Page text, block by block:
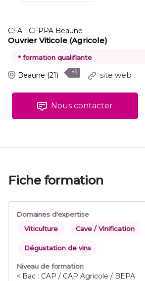
CFA - CFPPA Beaune
Ouvrier Viticole (Agricole)
• formation qualifiante
Beaune (21) +1 site web
Nous contacter
Fiche formation
Domaines d'expertise
Viticulture
Cave / Vinification
Dégustation de vins
Niveau de formation
< Bac : CAP / CAP Agricole / BEPA